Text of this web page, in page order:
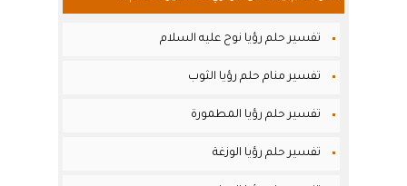
تفسير حلم رؤيا نوح عليه السلام
تفسير منام حلم رؤيا الثوب
تفسير حلم رؤيا المطمورة
تفسير حلم رؤيا الوزغة